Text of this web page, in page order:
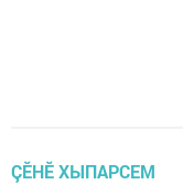
ÇӖНӖ ХЫПАРСЕМ